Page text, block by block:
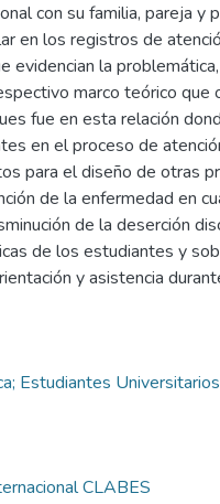
con su familia, pareja y
en los registros de
evidencian la
marco teórico que
fue en esta relación
en el proceso de
para el diseño de otras
de la enfermedad en
de la deserción
de los estudiantes y
y asistencia
Estudiantes
CLABES